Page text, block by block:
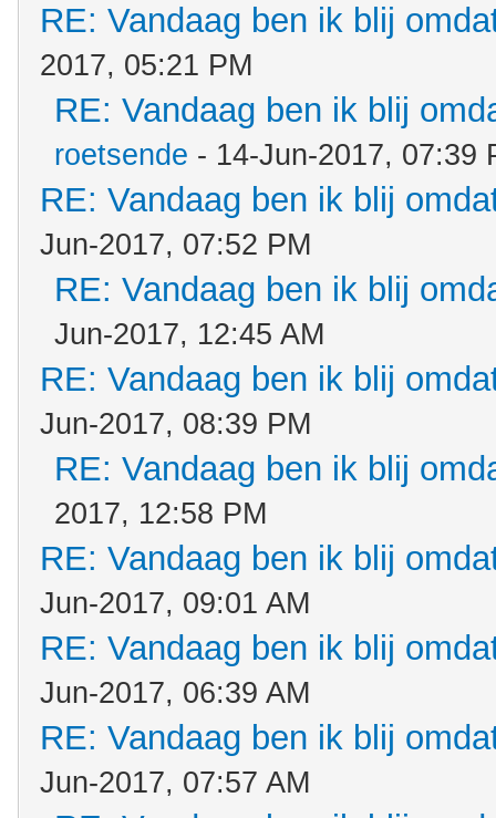
RE: Vandaag ben ik blij
2017, 05:21 PM
RE: Vandaag ben ik blij
roetsende - 14-Jun-2017, 07:39
RE: Vandaag ben ik blij
Jun-2017, 07:52 PM
RE: Vandaag ben ik blij
Jun-2017, 12:45 AM
RE: Vandaag ben ik blij
Jun-2017, 08:39 PM
RE: Vandaag ben ik blij
2017, 12:58 PM
RE: Vandaag ben ik blij
Jun-2017, 09:01 AM
RE: Vandaag ben ik blij
Jun-2017, 06:39 AM
RE: Vandaag ben ik blij
Jun-2017, 07:57 AM